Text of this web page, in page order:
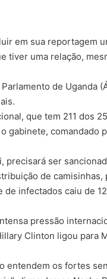
em sua reportagem
tiver uma relação,
de Uganda
que tem 211 dos
gabinete, comandado
precisará ser
de
infectados caiu de
pressão
Clinton ligou para
entendem os fortes